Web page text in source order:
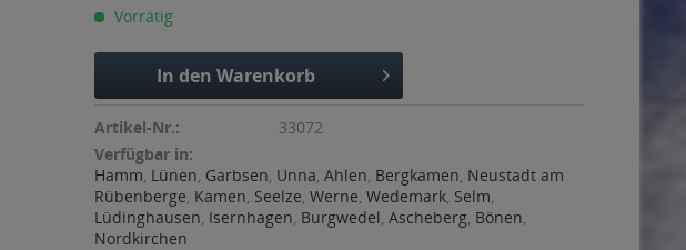
Vorrätig
In den Warenkorb
Artikel-Nr.:
33072
Verfügbar in:
Hamm, Lünen, Garbsen, Unna,Ahlen, Bergkamen, Neustadt am
Rübenberge, Kamen, Seelze,Werne,Wedemark, Selm,
Lüdinghausen, Isernhagen, Burgwedel,Ascheberg, Bönen,
Nordkirchen